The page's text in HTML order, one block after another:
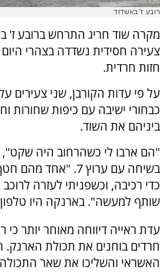
רובע ז' באשדוד
מקרה שוד חריג התרחש ברובע ז'
צעירה חסידית נשדדה בצהרי היום
חזות חרדית.
על פי עדות הקורבן, שני צעירים
כבחורי ישיבה עם כיפות שחורות
ביניהם את השוד.
"הם ארבו לי כשהרחוב היה
בשיחה עם ערוץ 7.
כדי רכיבה, וכשפניתי לעזרה
שותף למעשה". בארנקה היו
עדת ראייה דיווחה מאוחר יותר
חרדים בוחנים את תכולת הארנק.
האשראי והשליכו את שאר